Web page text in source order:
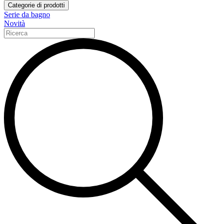
Categorie di prodotti
Serie da bagno
Novità